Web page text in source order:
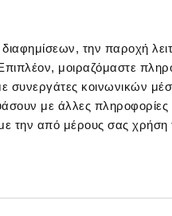
την παροχή
μοιραζόμαστε
συνεργάτες κοινωνικών
με άλλες
την από μέρους σας χρήση
reserved.